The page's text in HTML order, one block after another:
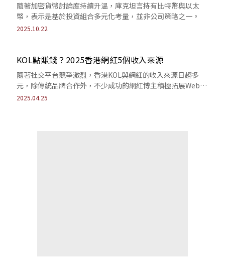
隨著加密貨幣討論度持續升溫，庫克坦言持有比特幣與以太
幣，表示是基於投資組合多元化考量，並非公司策略之一。
2025.10.22
KOL點賺錢？2025香港網紅5個收入來源
隨著社交平台競爭激烈，香港KOL與網紅的收入來源日趨多
元，除傳統品牌合作外，不少成功的網紅博主積極拓展Web3
加密貨幣、內容訂閱制、自創品牌或電...
2025.04.25